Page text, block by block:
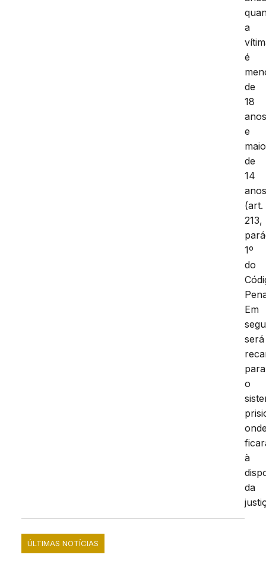
a
é
de
18
e
de
14
(art.
213,
1º
do
Em
será
para
o
à
da
ÚLTIMAS NOTÍCIAS